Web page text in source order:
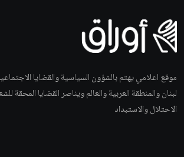
موقع اعلامي يهتم بالشؤون السياسية والقضايا
لبنان والمنطقة العربية والعالم ويناصر القضايا المحقة
الاحتلال والاستبداد